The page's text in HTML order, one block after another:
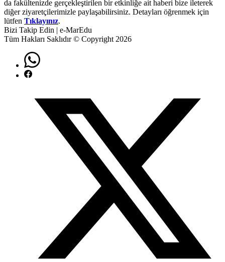
da fakültenizde gerçekleştirilen bir etkinliğe ait haberi bize ileterek
diğer ziyaretçilerimizle paylaşabilirsiniz. Detayları öğrenmek için
lütfen Tıklayınız.
Bizi Takip Edin | e-MarEdu
Tüm Hakları Saklıdır © Copyright 2026